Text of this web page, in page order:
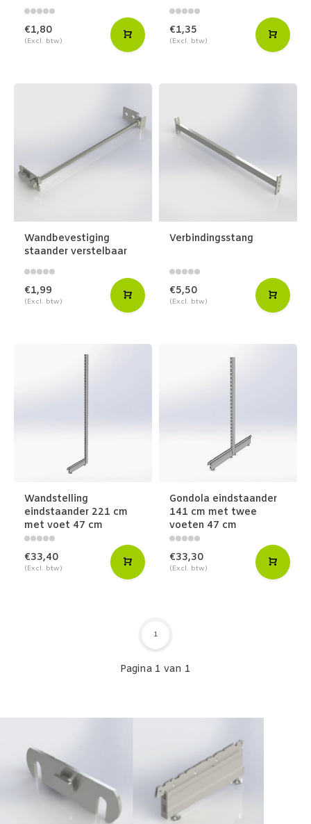
€1,80
(Excl. btw)
€1,35
(Excl. btw)
Wandbevestiging
staander verstelbaar
€1,99
(Excl. btw)
Verbindingsstang
€5,50
(Excl. btw)
Wandstelling
eindstaander 221 cm
met voet 47 cm
€33,40
(Excl. btw)
Gondola eindstaander
141 cm met twee
voeten 47 cm
€33,30
(Excl. btw)
Pagina 1 van 1
1